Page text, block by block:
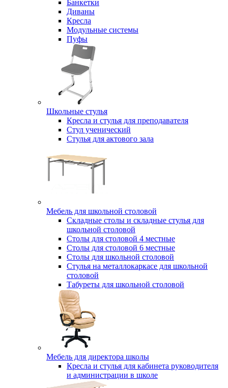
Банкетки
Диваны
Кресла
Модульные системы
Пуфы
Школьные стулья
Кресла и стулья для преподавателя
Стул ученический
Стулья для актового зала
Мебель для школьной столовой
Складные столы и складные стулья для
школьной столовой
Столы для столовой 4 местные
Столы для столовой 6 местные
Столы для школьной столовой
Стулья на металлокаркасе для школьной
столовой
Табуреты для школьной столовой
Мебель для директора школы
Кресла и стулья для кабинета руководителя
и администрации в школе